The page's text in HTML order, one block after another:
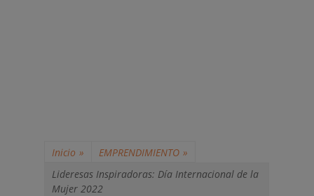
Inicio » EMPRENDIMIENTO »
Lideresas Inspiradoras: Día Internacional de la
Mujer 2022